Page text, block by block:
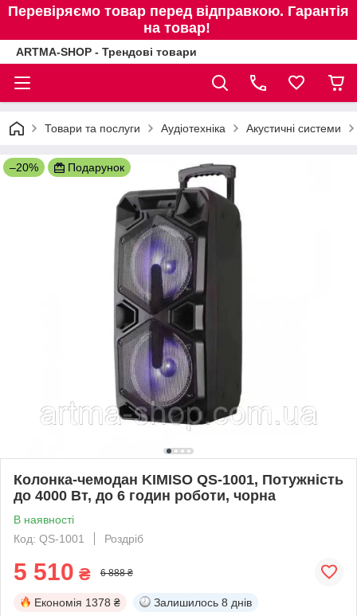
Перевіряємо товар перед відправкою. Гарантія
на товар!
ARTMA-SHOP - Трендові товари
Товари та послуги Аудіотехніка Акустичні системи
–20% Подарунок
Колонка-чемодан KIMISO QS-1001, Потужність
до 4000 Вт, до 6 годин роботи, чорна
В наявності
Код: QS-1001
Роздріб
5 510 ₴ 6 888 ₴
Економія 1378 ₴ Залишилось 8 днів